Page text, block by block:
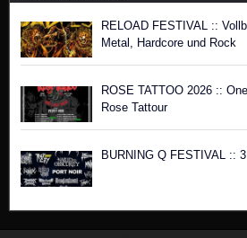
RELOAD FESTIVAL ::
Metal, Hardcore und Rock
ROSE TATTOO 2026 ::
Rose Tattour
BURNING Q FESTIVAL ::